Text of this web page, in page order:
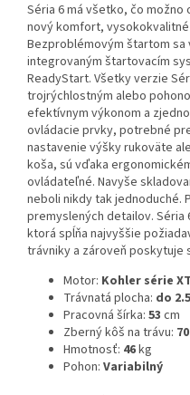
Séria 6 má všetko, čo
nový komfort,
Bezproblémovým štartom sa
integrovaným štartovacím
ReadyStart. Všetky verzie
trojrýchlostným alebo
efektívnym výkonom a
ovládacie prvky, potrebné
nastavenie výšky rukoväte
koša, sú vďaka
ovládateľné. Navyše
neboli nikdy tak jednoduché.
premyslených detailov. Séria
ktorá spĺňa najvyššie
trávniky a zároveň poskytuje
Motor: Kohler série
Trávnatá plocha: do
Pracovná šírka: 53 cm
Zberný kôš na trávu: 70
Hmotnosť: 46kg
Pohon: Variabilný